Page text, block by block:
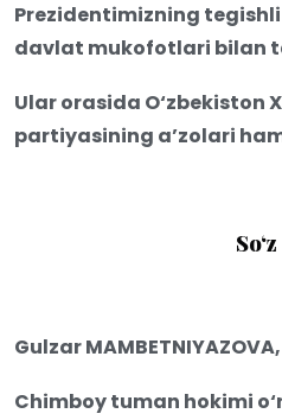
Prezidentimizning
davlat mukofotlari bilan
Ular orasida O‘zbekiston
partiyasining a’zolari
So
Gulzar MAMBETNIYAZOVA,
Chimboy tuman hokimi